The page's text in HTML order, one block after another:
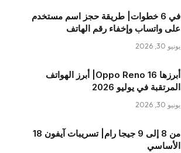
في 6 خطوات| طريقة حجز اسم مستخدم
على واتساب وإخفاء رقم الهاتف
يونيو 30, 2026
أبرزها Oppo Reno 16| أبرز الهواتف
المرتقبة في يوليو 2026
يونيو 30, 2026
من 8 إلى 9 جيجا رام| تسريبات آيفون 18
الأساسي